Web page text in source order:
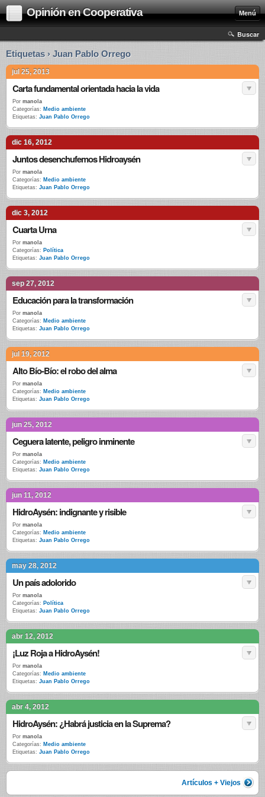
Opinión en Cooperativa Menú
Buscar
Etiquetas › Juan Pablo Orrego
jul 25, 2013
Carta fundamental orientada hacia la vida
Por manola
Categorías: Medio ambiente
Etiquetas: Juan Pablo Orrego
dic 16, 2012
Juntos desenchufemos Hidroaysén
Por manola
Categorías: Medio ambiente
Etiquetas: Juan Pablo Orrego
dic 3, 2012
Cuarta Urna
Por manola
Categorías: Política
Etiquetas: Juan Pablo Orrego
sep 27, 2012
Educación para la transformación
Por manola
Categorías: Medio ambiente
Etiquetas: Juan Pablo Orrego
jul 19, 2012
Alto Bío-Bío: el robo del alma
Por manola
Categorías: Medio ambiente
Etiquetas: Juan Pablo Orrego
jun 25, 2012
Ceguera latente, peligro inminente
Por manola
Categorías: Medio ambiente
Etiquetas: Juan Pablo Orrego
jun 11, 2012
HidroAysén: indignante y risible
Por manola
Categorías: Medio ambiente
Etiquetas: Juan Pablo Orrego
may 28, 2012
Un país adolorido
Por manola
Categorías: Política
Etiquetas: Juan Pablo Orrego
abr 12, 2012
¡Luz Roja a HidroAysén!
Por manola
Categorías: Medio ambiente
Etiquetas: Juan Pablo Orrego
abr 4, 2012
HidroAysén: ¿Habrá justicia en la Suprema?
Por manola
Categorías: Medio ambiente
Etiquetas: Juan Pablo Orrego
Artículos + Viejos